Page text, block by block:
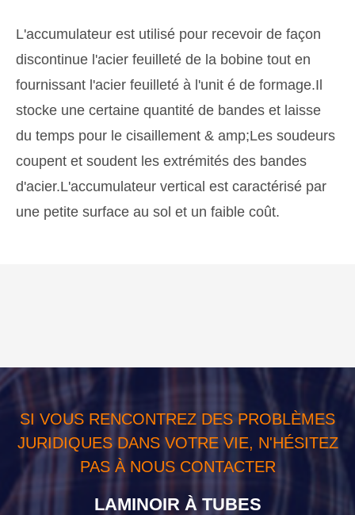
L'accumulateur est utilisé pour recevoir de façon
discontinue l'acier feuilleté de la bobine tout en
fournissant l'acier feuilleté à l'unit é de formage.Il
stocke une certaine quantité de bandes et laisse
du temps pour le cisaillement & amp;Les soudeurs
coupent et soudent les extrémités des bandes
d'acier.L'accumulateur vertical est caractérisé par
une petite surface au sol et un faible coût.
SI VOUS RENCONTREZ DES PROBLÈMES
JURIDIQUES DANS VOTRE VIE, N'HÉSITEZ
PAS À NOUS CONTACTER
LAMINOIR À TUBES